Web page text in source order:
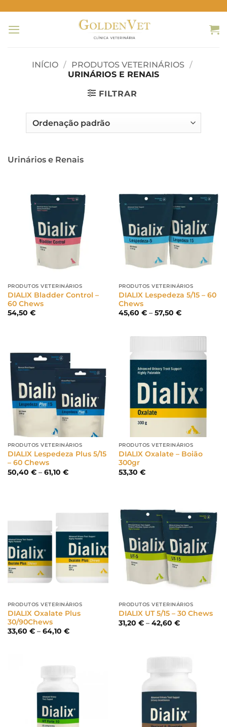
content
INÍCIO / PRODUTOS VETERINÁRIOS /
URINÁRIOS E RENAIS
FILTRAR
Urinários e Renais
PRODUTOS VETERINÁRIOS
DIALIX Bladder Control –
60 Chews
54,50 €
PRODUTOS VETERINÁRIOS
DIALIX Lespedeza 5/15 – 60
Chews
45,60 € – 57,50 €Price
57,50 €
PRODUTOS VETERINÁRIOS
DIALIX Lespedeza Plus 5/15
– 60 Chews
50,40 € – 61,10 €Price
PRODUTOS VETERINÁRIOS
DIALIX Oxalate – Boião
300gr
53,30 €
PRODUTOS VETERINÁRIOS
DIALIX Oxalate Plus
30/90Chews
33,60 € – 64,10 €Price
PRODUTOS VETERINÁRIOS
DIALIX UT 5/15 – 30 Chews
31,20 € – 42,60 €Price